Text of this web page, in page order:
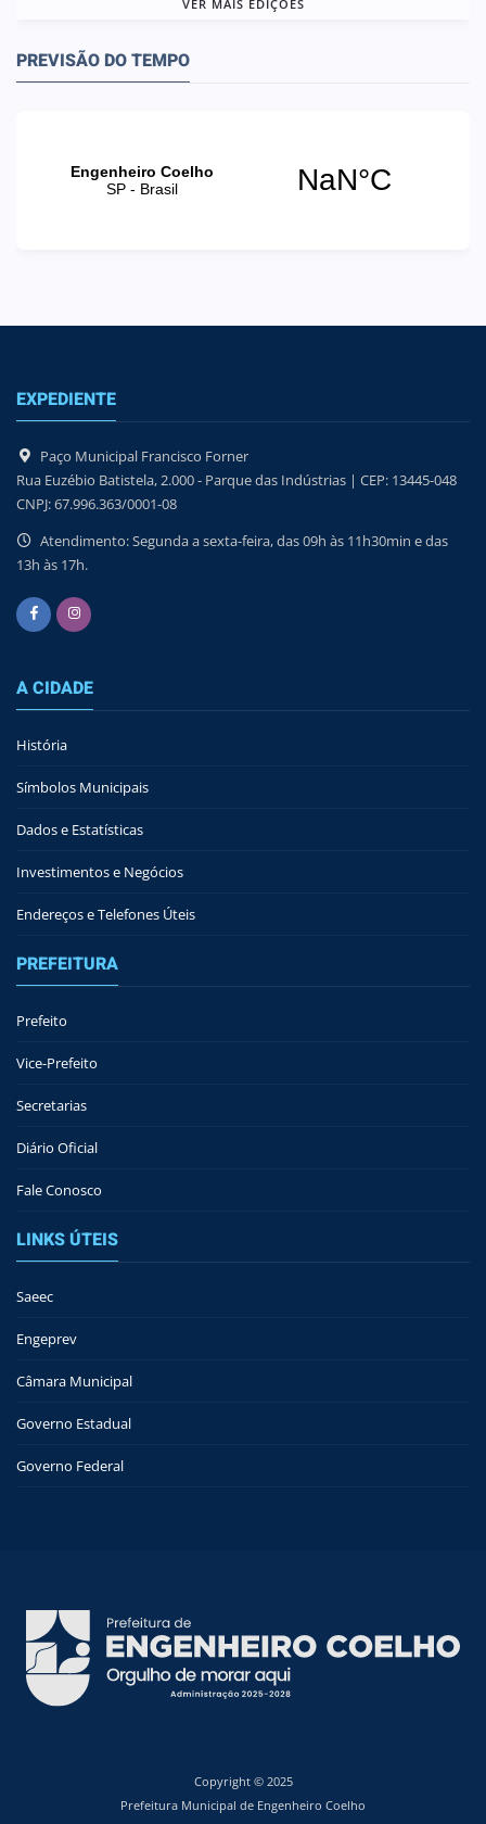
VER MAIS EDIÇÕES
PREVISÃO DO TEMPO
EXPEDIENTE
Paço Municipal Francisco Forner
Rua Euzébio Batistela, 2.000 - Parque das Indústrias | CEP: 13445-048
CNPJ: 67.996.363/0001-08
Atendimento: Segunda a sexta-feira, das 09h às 11h30min e das
13h às 17h.
A CIDADE
História
Símbolos Municipais
Dados e Estatísticas
Investimentos e Negócios
Endereços e Telefones Úteis
PREFEITURA
Prefeito
Vice-Prefeito
Secretarias
Diário Oficial
Fale Conosco
LINKS ÚTEIS
Saeec
Engeprev
Câmara Municipal
Governo Estadual
Governo Federal
Copyright © 2025
Prefeitura Municipal de Engenheiro Coelho